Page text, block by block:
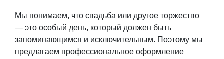
Мы понимаем, что свадьба или другое торжество
— это особый день, который должен быть
запоминающимся и исключительным. Поэтому мы
предлагаем профессиональное оформление